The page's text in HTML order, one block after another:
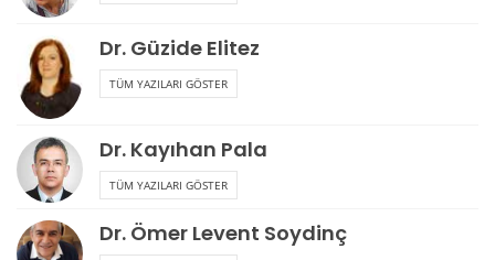
Dr. Güzide Elitez
TÜM YAZILARI GÖSTER
Dr. Kayıhan Pala
TÜM YAZILARI GÖSTER
Dr. Ömer Levent Soydinç